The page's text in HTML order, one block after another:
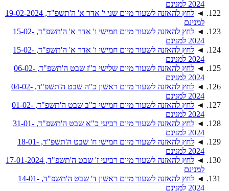
2024 למנינם
◄
לחץ להאזנה לשעור מיום שני י' אדר א' ה'תשפ"ד, 19-02-2024
למנינם
◄
לחץ להאזנה לשעור מיום חמישי ו' אדר א' ה'תשפ"ד, 15-02-
2024 למנינם
◄
לחץ להאזנה לשעור מיום חמישי ו' אדר א' ה'תשפ"ד, 15-02-
2024 למנינם
◄
לחץ להאזנה לשעור מיום שלישי כ"ז שבט ה'תשפ"ד, 06-02-
2024 למנינם
◄
לחץ להאזנה לשעור מיום ראשון כ"ה שבט ה'תשפ"ד, 04-02-
2024 למנינם
◄
לחץ להאזנה לשעור מיום חמישי כ"ב שבט ה'תשפ"ד, 01-02-
2024 למנינם
◄
לחץ להאזנה לשעור מיום רביעי כ"א שבט ה'תשפ"ד, 31-01-
2024 למנינם
◄
לחץ להאזנה לשעור מיום חמישי ח' שבט ה'תשפ"ד, 18-01-
2024 למנינם
◄
לחץ להאזנה לשעור מיום רביעי ז' שבט ה'תשפ"ד, 17-01-2024
למנינם
◄
לחץ להאזנה לשעור מיום ראשון ד' שבט ה'תשפ"ד, 14-01-
2024 למנינם